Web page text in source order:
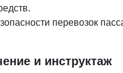
перевозок
и инструктаж